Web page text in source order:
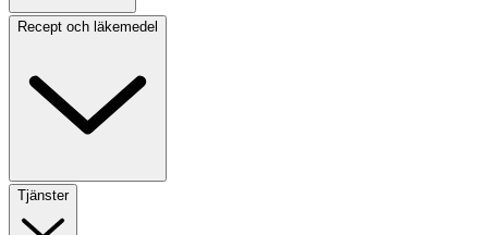
Recept och läkemedel
Tjänster